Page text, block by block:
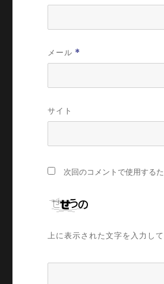
メール *
サイト
次回のコメントで使用する
上に表示された文字を入力して